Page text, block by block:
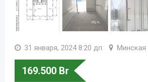
31 января, 2024 8:20 дп Минская
169.500 Br